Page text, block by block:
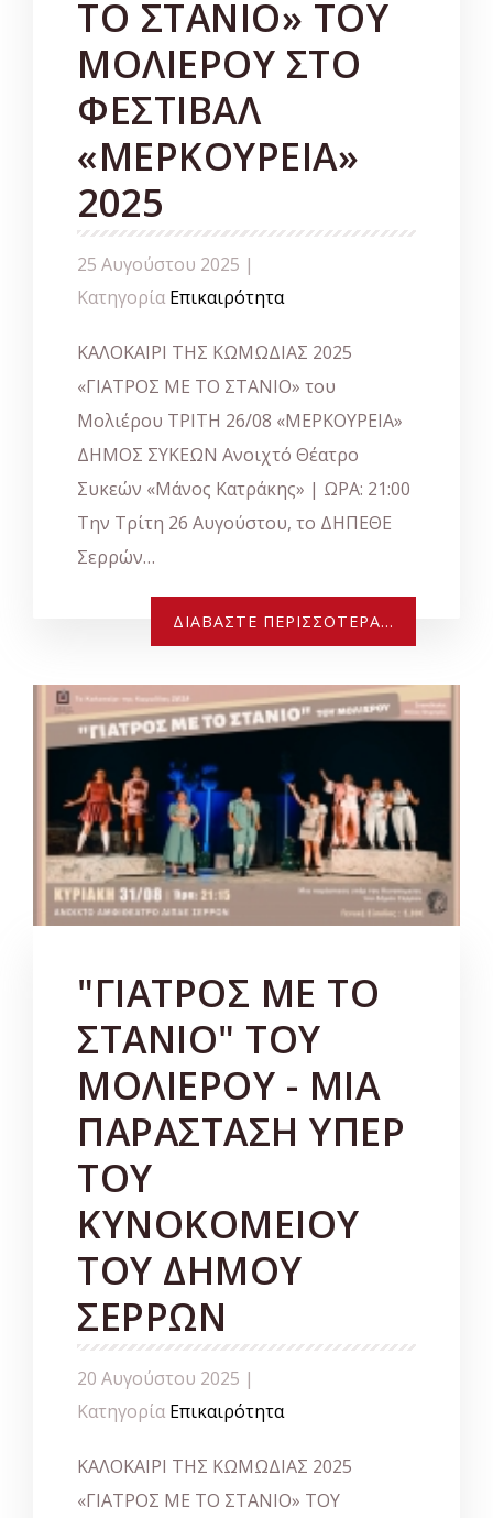
ΤΟ ΣΤΑΝΙΟ» ΤΟΥ
ΜΟΛΙΕΡΟΥ ΣΤΟ
ΦΕΣΤΙΒΑΛ
«ΜΕΡΚΟΥΡΕΙΑ»
2025
25 Αυγούστου 2025 |
Κατηγορία Επικαιρότητα
ΚΑΛΟΚΑΙΡΙ ΤΗΣ ΚΩΜΩΔΙΑΣ 2025
«ΓΙΑΤΡΟΣ ΜΕ ΤΟ ΣΤΑΝΙΟ» του
Μολιέρου ΤΡΙΤΗ 26/08 «ΜΕΡΚΟΥΡΕΙΑ»
ΔΗΜΟΣ ΣΥΚΕΩΝ Ανοιχτό Θέατρο
Συκεών «Μάνος Κατράκης» | ΩΡΑ: 21:00
Την Τρίτη 26 Αυγούστου, το ΔΗΠΕΘΕ
Σερρών…
ΔΙΑΒΆΣΤΕ ΠΕΡΙΣΣΌΤΕΡΑ...
"ΓΙΑΤΡΟΣ ΜΕ ΤΟ
ΣΤΑΝΙΟ" ΤΟΥ
ΜΟΛΙΕΡΟΥ - ΜΙΑ
ΠΑΡΑΣΤΑΣΗ ΥΠΕΡ
ΤΟΥ
ΚΥΝΟΚΟΜΕΙΟΥ
ΤΟΥ ΔΗΜΟΥ
ΣΕΡΡΩΝ
20 Αυγούστου 2025 |
Κατηγορία Επικαιρότητα
ΚΑΛΟΚΑΙΡΙ ΤΗΣ ΚΩΜΩΔΙΑΣ 2025
«ΓΙΑΤΡΟΣ ΜΕ ΤΟ ΣΤΑΝΙΟ» ΤΟΥ